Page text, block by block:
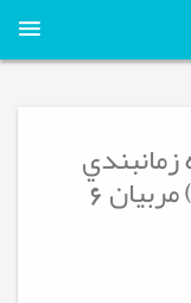
03:برنامه زمانبندي
دوره هاي مجازي(غیرحضوری) مربيان 6